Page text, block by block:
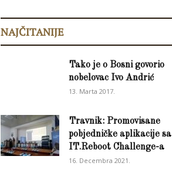
NAJČITANIJE
Tako je o Bosni govorio
nobelovac Ivo Andrić
13. Marta 2017.
Travnik: Promovisane
pobjedničke aplikacije sa
IT.Reboot Challenge-a
16. Decembra 2021.